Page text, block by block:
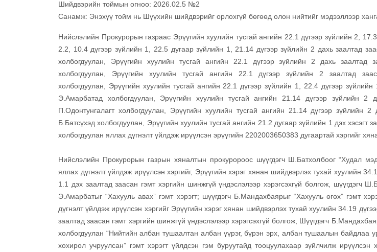
Шийдвэрийн тоймын огноо: 2026.02.5 №2
Санамж: Энэхүү тойм нь Шүүхийн шийдвэрийг орлохгүй бөгөөд олон нийтийг мэдээллээр
Нийслэлийн Прокурорын газраас Эрүүгийн хуулийн тусгай ангийн 22.1 дүгээр зүйлийн 2,
2.2, 10.4 дүгээр зүйлийн 1, 22.5 дугаар зүйлийн 1, 21.14 дүгээр зүйлийн 2 дахь заалтад
холбогдуулан, Эрүүгийн хуулийн тусгай ангийн 22.1 дүгээр зүйлийн 2 дахь заалтад
холбогдуулан, Эрүүгийн хуулийн тусгай ангийн 22.1 дүгээр зүйлийн 2 заалтад
холбогдуулан, Эрүүгийн хуулийн тусгай ангийн 22.1 дүгээр зүйлийн 1, 22.4 дүгээр зүйлийн
Э.Амарбатад холбогдуулан, Эрүүгийн хуулийн тусгай ангийн 21.14 дүгээр зүйлийн 2
П.Одонтунгалагт холбогдуулан, Эрүүгийн хуулийн тусгай ангийн 21.14 дүгээр зүйлийн 2
Б.Батсүхэд холбогдуулан, Эрүүгийн хуулийн тусгай ангийн 21.2 дугаар зүйлийн 1 дэх хэсэгт
холбогдуулан яллах дүгнэлт үйлдэж ирүүлсэн эрүүгийн 2202003650383 дугаартай хэргийг
Нийслэлийн Прокурорын газрын хяналтын прокуророос шүүгдэгч Ш.Батхолбоог “Худал
яллах дүгнэлт үйлдэж ирүүлсэн хэргийг, Эрүүгийн хэрэг хянан шийдвэрлэх тухай хуулийн
1.1 дэх заалтад заасан гэмт хэргийн шинжгүй үндэслэлээр хэрэгсэхгүй болгож, шүүгдэгч
Э.Амарбатыг “Хахууль авах” гэмт хэрэгт; шүүгдэгч Б.Мандахбаярыг “Хахууль өгөх” гэмт
дүгнэлт үйлдэж ирүүлсэн хэргийг Эрүүгийн хэрэг хянан шийдвэрлэх тухай хуулийн 34.19
заалтад заасан гэмт хэргийн шинжгүй үндэслэлээр хэрэгсэхгүй болгож, Шүүгдэгч
холбогдуулан “Нийтийн албан тушаалтан албан үүрэг, бүрэн эрх, албан тушаалын байдлаа
хохирол учруулсан” гэмт хэрэгт үйлдсэн гэм буруутайд тооцуулахаар зүйлчилж ирүүлсэн